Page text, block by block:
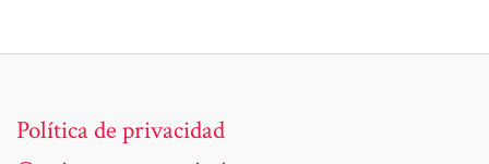
Política de privacidad